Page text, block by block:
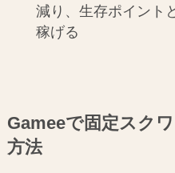
減り、生存ポイント
稼げる
Gameeで固定スク
方法